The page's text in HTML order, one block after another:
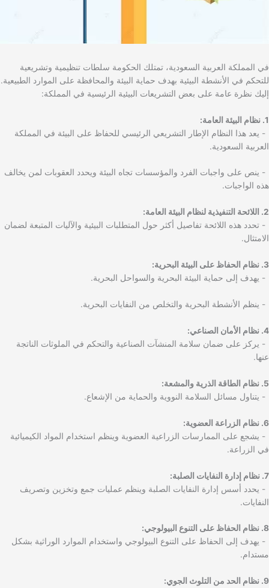
في المملكة العربية السعودية، تمتلك الحكومة سلطات تنظيمية وتشريعية
للتحكم في الأنشطة البيئية بهدف حماية البيئة والمحافظة على الموارد الطبيعية.
إليك نظرة عامة على بعض التشريعات البيئية الرئيسية في المملكة:
1. نظام البيئة العامة:
- يعد هذا النظام الإطار التشريعي الرئيسي للحفاظ على البيئة في المملكة
العربية السعودية.
- ينص على واجبات الفرد والمؤسسات تجاه البيئة ويحدد العقوبات لمن يخالف
هذه الواجبات.
2. اللائحة التنفيذية لنظام البيئة العامة:
- تحدد هذه اللائحة تفاصيل أكثر حول المتطلبات البيئية والآليات المتبعة لضمان
الامتثال.
3. نظام الحفاظ على البيئة البحرية:
- يهدف إلى حماية البيئة البحرية والسواحل البحرية.
- ينظم الأنشطة البحرية والتخلص من النفايات البحرية.
4. نظام الأمان الصناعي:
- يركز على ضمان سلامة المنشآت الصناعية والتحكم في الملوثات الناتجة
عنها.
5. نظام الطاقة الذرية والمشعة:
- يتناول مسائل السلامة النووية والحماية من الإشعاع.
6. نظام الزراعة العضوية:
- يشجع على الممارسات الزراعية العضوية وينظم استخدام المواد الكيميائية
في الزراعة.
7. نظام إدارة النفايات الصلبة:
- يحدد أسس إدارة النفايات الصلبة وينظم عمليات جمع وتخزين وتصريف
النفايات.
8. نظام الحفاظ على التنوع البيولوجي:
- يهدف إلى الحفاظ على التنوع البيولوجي واستخدام الموارد الوراثية بشكل
مستدام.
9. نظام الحد من التلوث الجوي: